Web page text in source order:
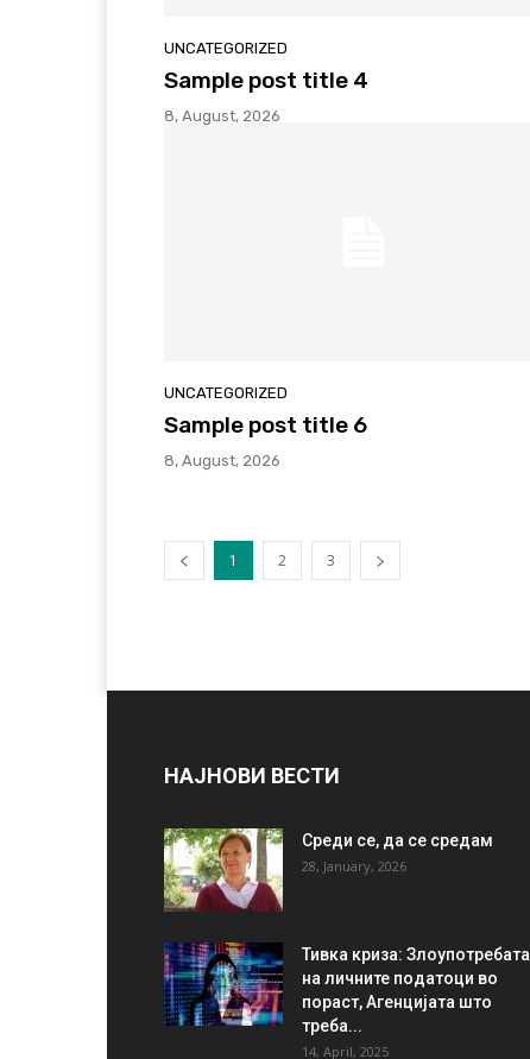
UNCATEGORIZED
Sample post title 4
8, August, 2026
UNCATEGORIZED
Sample post title 6
8, August, 2026
1 2 3
НАЈНОВИ ВЕСТИ
Среди се, да се средам
28, January, 2026
Тивка криза: Злоупотребата
на личните податоци во
пораст, Агенцијата што
треба...
14, April, 2025